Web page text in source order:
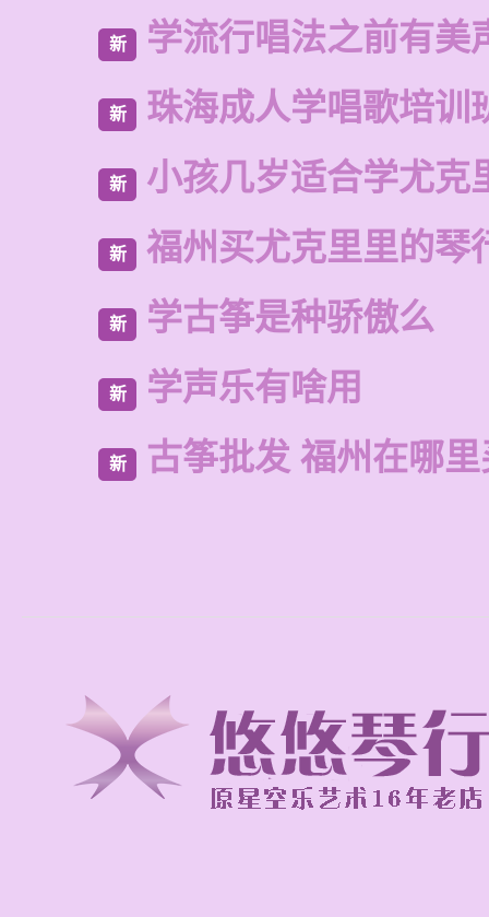
新 学流行唱法之前有美
新 珠海成人学唱歌培训
新 小孩几岁适合学尤克
新 福州买尤克里里的琴
新 学古筝是种骄傲么
新 学声乐有啥用
新 古筝批发 福州在哪